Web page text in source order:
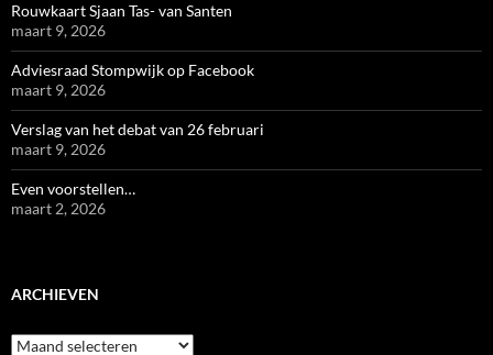
Rouwkaart Sjaan Tas- van Santen
maart 9, 2026
Adviesraad Stompwijk op Facebook
maart 9, 2026
Verslag van het debat van 26 februari
maart 9, 2026
Even voorstellen…
maart 2, 2026
ARCHIEVEN
Archieven